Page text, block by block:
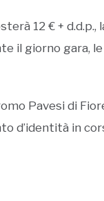
12 € + d.d.p.,
il giorno gara,
Pavesi di
d’identità in